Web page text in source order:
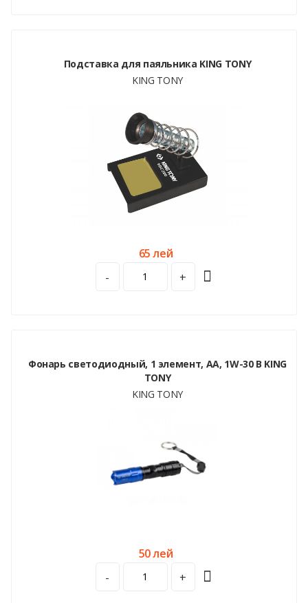
Подставка для паяльника KING TONY
KING TONY
65 лей
-
+
Фонарь светодиодный, 1 элемент, АА, 1W-30 В KING
TONY
KING TONY
50 лей
-
+